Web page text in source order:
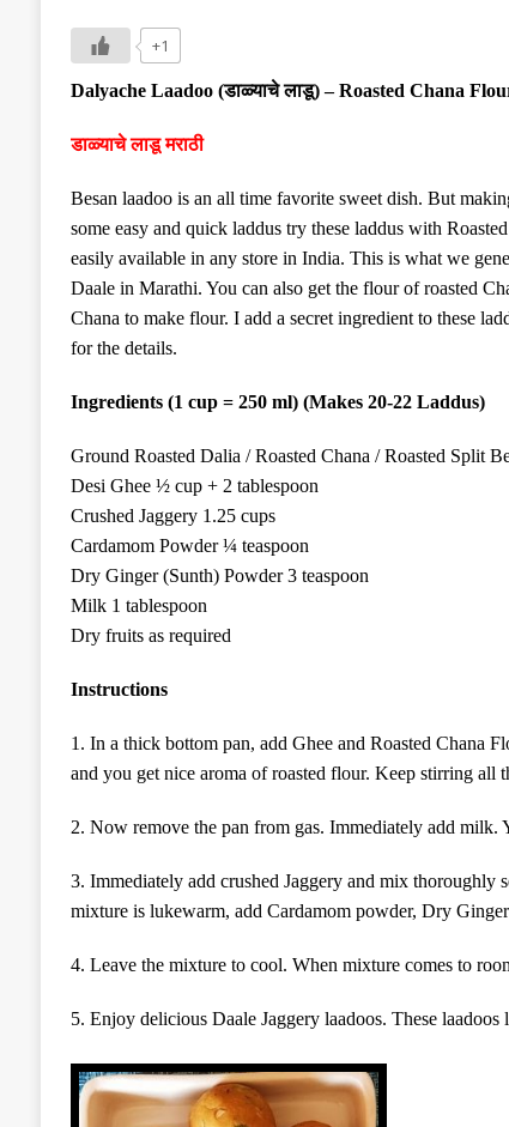
+1
DalyacheLaadoo (डाळ्याचे लाडू) –Roasted Chana
डाळ्याचे लाडू मराठी
Besan laadoo is an all time favorite sweet dish. But
some easy and quick laddus try these laddus with
easily available in any store in India. This is what we
Daale in Marathi. You can also get the flour of roasted
Chana to make flour. I add a secret ingredient to these
for the details.
Ingredients (1 cup = 250 ml) (Makes 20-22Laddus)
Ground Roasted Dalia / Roasted Chana / Roasted Split
Desi Ghee ½ cup + 2 tablespoon
Crushed Jaggery 1.25 cups
Cardamom Powder ¼ teaspoon
Dry Ginger(Sunth) Powder 3 teaspoon
Milk 1 tablespoon
Dry fruits as required
Instructions
1. In a thick bottom pan, add Ghee and Roasted Chana
and you get nice aroma ofroasted flour. Keep stirring all
2. Now remove the pan from gas. Immediately add
3. Immediately add crushed Jaggery and mix thoroughly
mixture is lukewarm, add Cardamom powder, Dry
4. Leave the mixture to cool. When mixture comes to
5. Enjoy delicious DaaleJaggery laadoos. These laadoos